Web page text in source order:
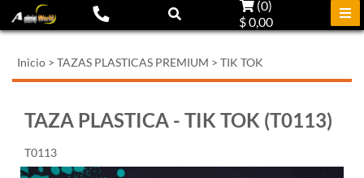
(0)
$ 0,00
Inicio > TAZAS PLASTICAS PREMIUM > TIK TOK
TAZA PLASTICA - TIK TOK (T0113)
T0113